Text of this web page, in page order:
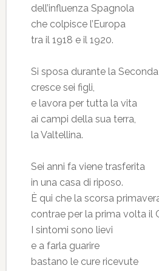
dell’influenza Spagnola
che colpisce l’Europa
tra il 1918 e il 1920.
Si sposa durante la
cresce sei figli,
e lavora per tutta la vita
ai campi della sua terra,
la Valtellina.
Sei anni fa viene trasferita
in una casa di riposo.
È qui che la scorsa
contrae per la prima volta il
I sintomi sono lievi
e a farla guarire
bastano le cure ricevute